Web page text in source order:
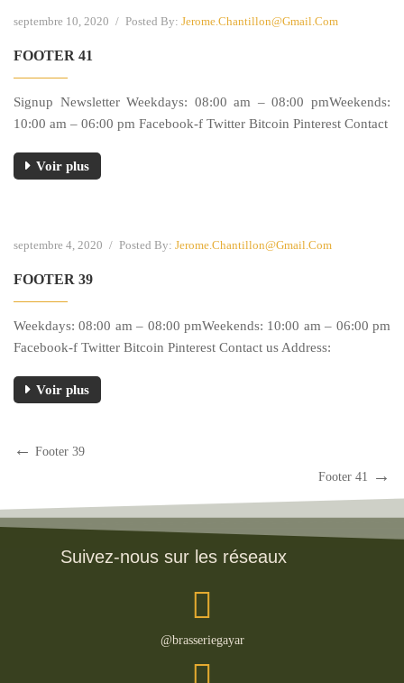
septembre 10, 2020 / Posted By: Jerome.chantillon@gmail.com
FOOTER 41
Signup Newsletter Weekdays: 08:00 am – 08:00 pmWeekends:
10:00 am – 06:00 pm Facebook-f Twitter Bitcoin Pinterest Contact
Voir plus
septembre 4, 2020 / Posted By: Jerome.chantillon@gmail.com
FOOTER 39
Weekdays: 08:00 am – 08:00 pmWeekends: 10:00 am – 06:00 pm
Facebook-f Twitter Bitcoin Pinterest Contact us Address:
Voir plus
Footer 39
Footer 41
Suivez-nous sur les réseaux
@brasseriegayar